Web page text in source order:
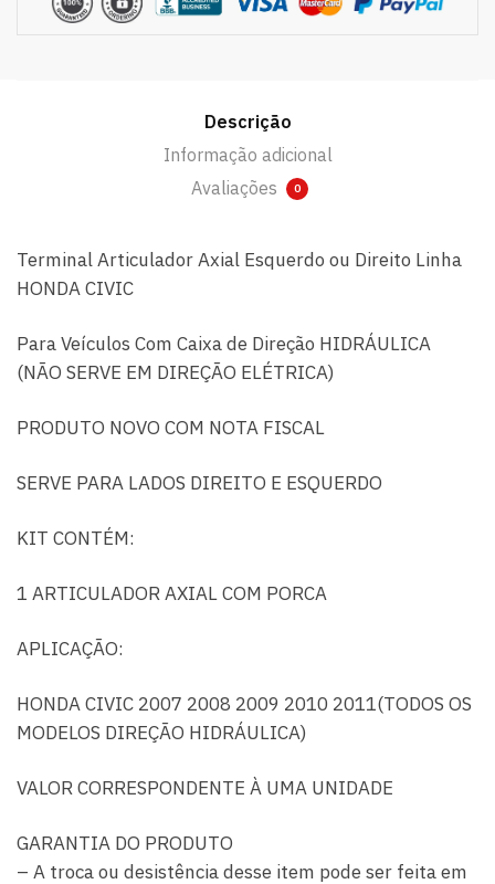
quantidade
Descrição
Informação adicional
Avaliações
0
Terminal Articulador Axial Esquerdo ou Direito Linha
HONDA CIVIC
Para Veículos Com Caixa de Direção HIDRÁULICA
(NÃO SERVE EM DIREÇÃO ELÉTRICA)
PRODUTO NOVO COM NOTA FISCAL
SERVE PARA LADOS DIREITO E ESQUERDO
KIT CONTÉM:
1 ARTICULADOR AXIAL COM PORCA
APLICAÇÃO:
HONDA CIVIC 2007 2008 2009 2010 2011(TODOS OS
MODELOS DIREÇÃO HIDRÁULICA)
VALOR CORRESPONDENTE À UMA UNIDADE
GARANTIA DO PRODUTO
– A troca ou desistência desse item pode ser feita em